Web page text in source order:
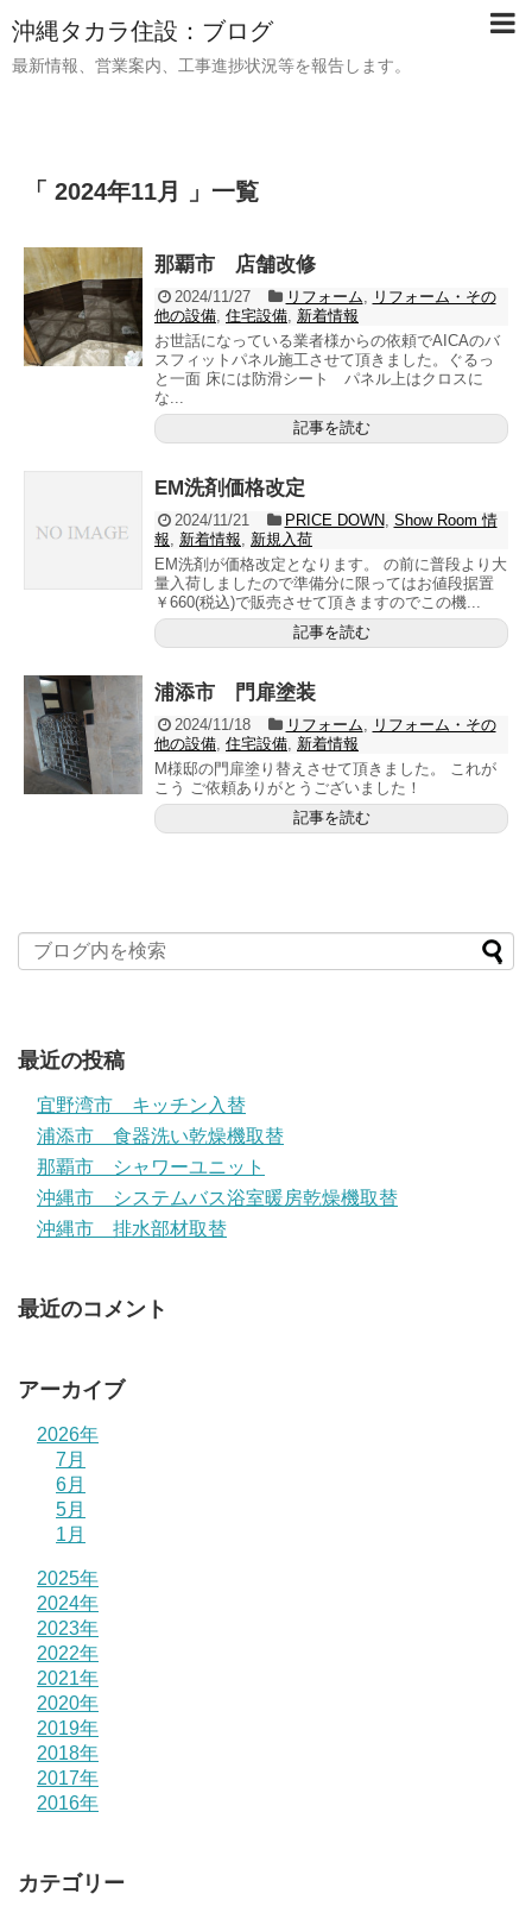
沖縄タカラ住設：ブログ
最新情報、営業案内、工事進捗状況等を報告します。
「 2024年11月 」一覧
那覇市 店舗改修
2024/11/27 リフォーム
リフォーム・その
他の設備 住宅設備 新着情報
お世話になっている業者様からの依頼でAICAのバ
スフィットパネル施工させて頂きました。ぐるっ
と一面 床には防滑シート パネル上はクロスに
な...
記事を読む
EM洗剤価格改定
2024/11/21 PRICE DOWN Show Room 情
報
新着情報
新規入荷
EM洗剤が価格改定となります。 の前に普段より大
量入荷しましたので準備分に限ってはお値段据置
￥660(税込)で販売させて頂きますのでこの機...
記事を読む
浦添市 門扉塗装
2024/11/18 リフォーム
リフォーム・その
他の設備 住宅設備 新着情報
M様邸の門扉塗り替えさせて頂きました。 これが
こう ご依頼ありがとうございました！
記事を読む
最近の投稿
宜野湾市 キッチン入替
浦添市 食器洗い乾燥機取替
那覇市 シャワーユニット
沖縄市 システムバス浴室暖房乾燥機取替
沖縄市 排水部材取替
最近のコメント
アーカイブ
2026年
7月
6月
5月
1月
2025年
2024年
2023年
2022年
2021年
2020年
2019年
2018年
2017年
2016年
カテゴリー